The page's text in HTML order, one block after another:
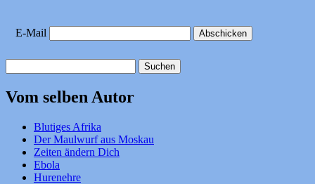
E-Mail
nach:
Vom selben Autor
Blutiges Afrika
Der Maulwurf aus Moskau
Zeiten ändern Dich
Ebola
Hurenehre